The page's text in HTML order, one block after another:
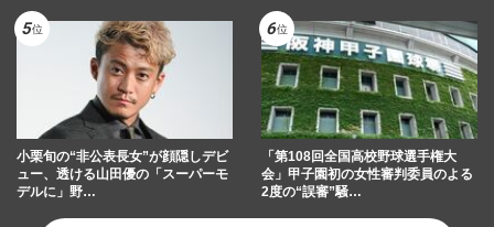
小栗旬の“非公表長女”が顔隠しデビ
ュー、透ける山田優の「スーパーモ
デルに」野…
「第108回全国高校野球選手権大
会」甲子園初の女性審判委員のよる
2度の“誤審”騒…